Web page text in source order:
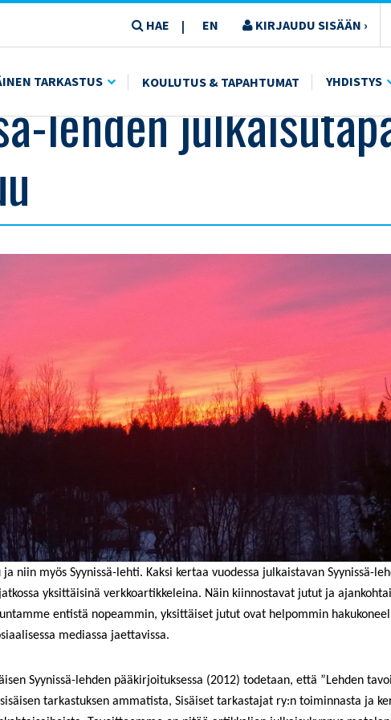
HAE | EN KIRJAUDU SISÄÄN ›
TARKASTUS KOULUTUS & TAPAHTUMAT YHDISTYS
lehden
niin myös Syynissä-lehti. Kaksi kertaa vuodessa julkaistavan Syynissä-
yksittäisinä verkkoartikkeleina. Näin kiinnostavat jutut ja
entistä nopeammin, yksittäiset jutut ovat helpommin
mediassa jaettavissa.
Syynissä-lehden pääkirjoituksessa (2012) todetaan, että ”Lehden
tarkastuksen ammatista, Sisäiset tarkastajat ry:n toiminnasta ja